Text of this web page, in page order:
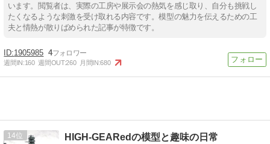
います。閲覧者は、実際の工房や展示会の熱気を感じ取り、自分も挑戦し
たくなるような刺激を受け取れる内容です。模型の魅力を伝えるための工
夫と情熱が散りばめられた記事が特徴です。
1905985 4
週間IN:160 週間OUT:260 月間IN:680
14 HIGH-GEARedの模型と趣味の日常